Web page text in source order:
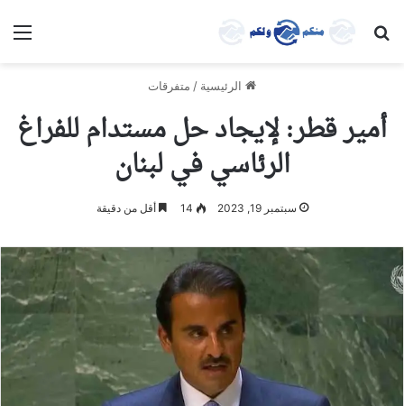
بحث عن
الرئيسية / متفرقات
أمير قطر: لإيجاد حل مستدام للفراغ
الرئاسي في لبنان
سبتمبر 19, 2023 14 أقل من دقيقة